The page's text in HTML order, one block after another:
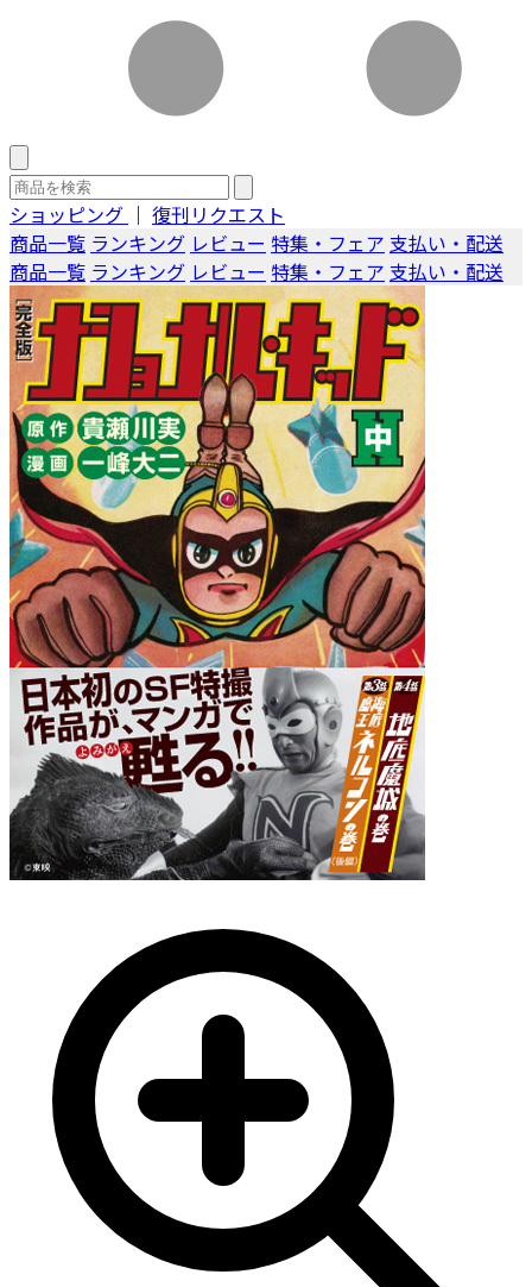
ショッピング ｜ 復刊リクエスト
商品一覧 ランキング レビュー 特集・フェア 支払い・配送
商品一覧 ランキング レビュー 特集・フェア 支払い・配送